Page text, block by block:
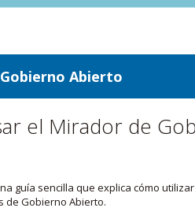
Abierto
el Mirador de
guía sencilla que explica cómo
de Gobierno Abierto.